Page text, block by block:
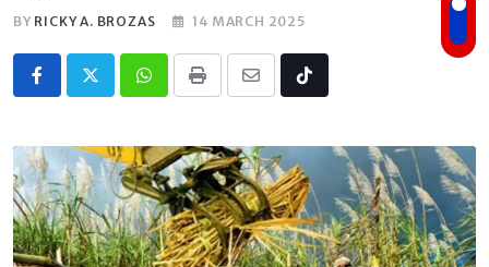
BY RICKY A. BROZAS 14 MARCH 2025
Whatsapp
Print
Share
Email
Tiktok